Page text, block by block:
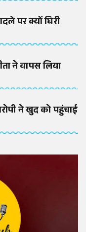
पर क्यों घिरी
ने वापस लिया
ने खुद को पहुंचाई